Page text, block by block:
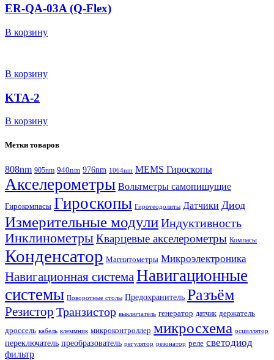
ER-QA-03A (Q-Flex)
В корзину
В корзину
KTA-2
В корзину
Метки товаров
808nm 905nm 940nm 976nm 1064nm MEMS Гироскопы
Акселерометры Вольтметры самопишущие
Гирокомпасы Гироскопы Гиротеодолиты Датчики Диод
Измерительные модулиИндуктивность
ИнклинометрыКварцевые акселерометры Компасы
Конденсатор Магнитометры Микроэлектроника
Навигационная система Навигационные
системы Поворотные столы Предохранитель Разъём
Резистор Транзистор выключатель генератор датчик держатель
дроссель кабель клеммник микроконтроллер микросхема осциллятор
переключатель преобразователь регулятор резонатор реле светодиод
фильтр